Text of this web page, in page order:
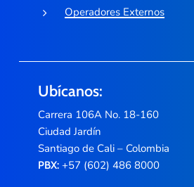
Operadores Externos
Ubícanos:
Carrera 106A No. 18-160
Ciudad Jardín
Santiago de Cali – Colombia
PBX:+57 (602) 486 8000